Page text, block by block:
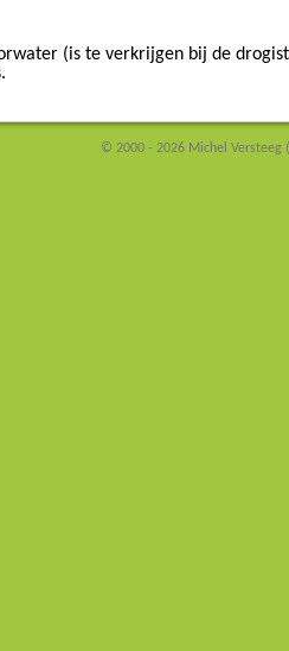
(is te verkrijgen bij de
© 2000 - 2026 Michel Versteeg